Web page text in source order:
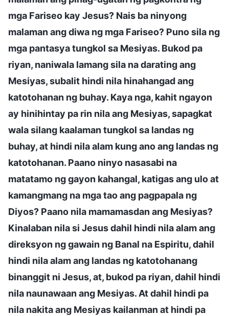
mga Fariseo kay Jesus? Nais ba ninyong
malaman ang diwa ng mga Fariseo? Puno sila ng
mga pantasya tungkol sa Mesiyas. Bukod pa
riyan, naniwala lamang sila na darating ang
Mesiyas, subalit hindi nila hinahangad ang
katotohanan ng buhay. Kaya nga, kahit ngayon
ay hinihintay pa rin nila ang Mesiyas, sapagkat
wala silang kaalaman tungkol sa landas ng
buhay, at hindi nila alam kung ano ang landas ng
katotohanan. Paano ninyo nasasabi na
matatamo ng gayon kahangal, katigas ang ulo at
kamangmang na mga tao ang pagpapala ng
Diyos? Paano nila mamamasdan ang Mesiyas?
Kinalaban nila si Jesus dahil hindi nila alam ang
direksyon ng gawain ng Banal na Espiritu, dahil
hindi nila alam ang landas ng katotohanang
binanggit ni Jesus, at, bukod pa riyan, dahil hindi
nila naunawaan ang Mesiyas. At dahil hindi pa
nila nakita ang Mesiyas kailanman at hindi pa